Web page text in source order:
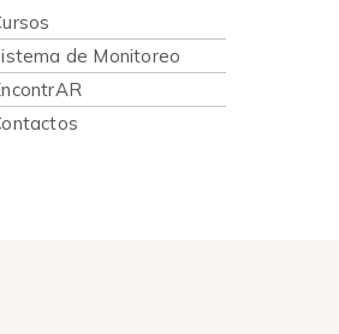
de Monitoreo